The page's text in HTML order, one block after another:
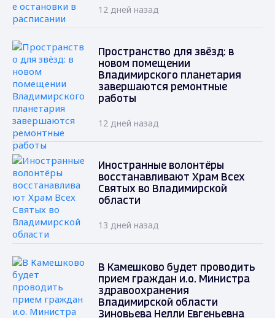
12 дней назад
Пространство для звёзд: в
новом помещении
Владимирского планетария
завершаются ремонтные
работы
12 дней назад
Иностранные волонтёры
восстанавливают Храм Всех
Святых во Владимирской
области
13 дней назад
В Камешково будет проводить
прием граждан и.о. Министра
здравоохранения
Владимирской области
Зиновьева Нелли Евгеньевна